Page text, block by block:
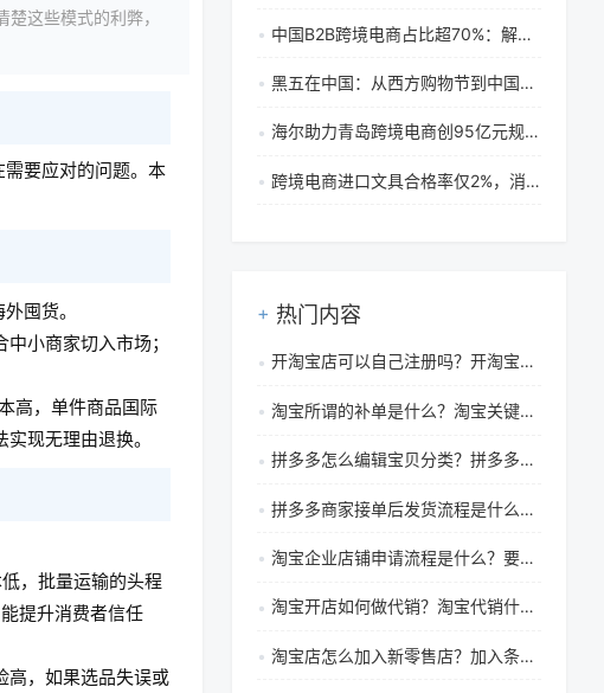
这些模式的利弊，
要应对的问题。本
囤货。
小商家切入市场；
高，单件商品国际
现无理由退换。
，批量运输的头程
提升消费者信任
高，如果选品失误或
中国B2B跨境电商占比超70%：解析其主导地位、驱动因素与未来趋势
黑五在中国：从西方购物节到中国电商第三大节的崛起之路
海尔助力青岛跨境电商创95亿元规模，引领家电出海与区域经济新篇章
跨境电商进口文具合格率仅2%，消费者购买需警惕材质与标识问题
热门内容
开淘宝店可以自己注册吗？开淘宝店自己注册安全吗
淘宝所谓的补单是什么？淘宝关键词补单具体该怎么操作才安全
拼多多怎么编辑宝贝分类？拼多多商品类目怎么修改
拼多多商家接单后发货流程是什么？拼多多商家接单之后怎么发货
淘宝企业店铺申请流程是什么？要多少费用？
淘宝开店如何做代销？淘宝代销什么产品好做？
淘宝店怎么加入新零售店？加入条件是什么？